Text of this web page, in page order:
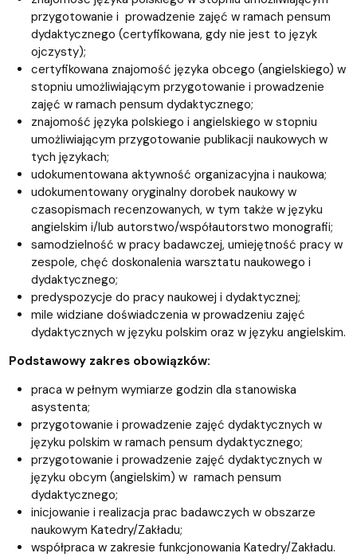
przygotowanie i prowadzenie zajęć w ramach pensum
dydaktycznego (certyfikowana, gdy nie jest to język
ojczysty);
certyfikowana znajomość języka obcego (angielskiego) w
stopniu umożliwiającym przygotowanie i prowadzenie
zajęć w ramach pensum dydaktycznego;
znajomość języka polskiego i angielskiego w stopniu
umożliwiającym przygotowanie publikacji naukowych w
tych językach;
udokumentowana aktywność organizacyjna i naukowa;
udokumentowany oryginalny dorobek naukowy w
czasopismach recenzowanych, w tym także w języku
angielskim i/lub autorstwo/współautorstwo monografii;
samodzielność w pracy badawczej, umiejętność pracy w
zespole, chęć doskonalenia warsztatu naukowego i
dydaktycznego;
predyspozycje do pracy naukowej i dydaktycznej;
mile widziane doświadczenia w prowadzeniu zajęć
dydaktycznych w języku polskim oraz w języku angielskim.
Podstawowy zakres obowiązków:
praca w pełnym wymiarze godzin dla stanowiska
asystenta;
przygotowanie i prowadzenie zajęć dydaktycznych w
języku polskim w ramach pensum dydaktycznego;
przygotowanie i prowadzenie zajęć dydaktycznych w
języku obcym (angielskim) w ramach pensum
dydaktycznego;
inicjowanie i realizacja prac badawczych w obszarze
naukowym Katedry/Zakładu;
współpraca w zakresie funkcjonowania Katedry/Zakładu.